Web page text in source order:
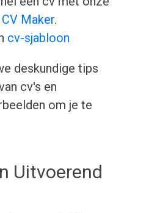
CV Maker.
cv-sjabloon
deskundige tips
cv's en
om je te
Uitvoerend